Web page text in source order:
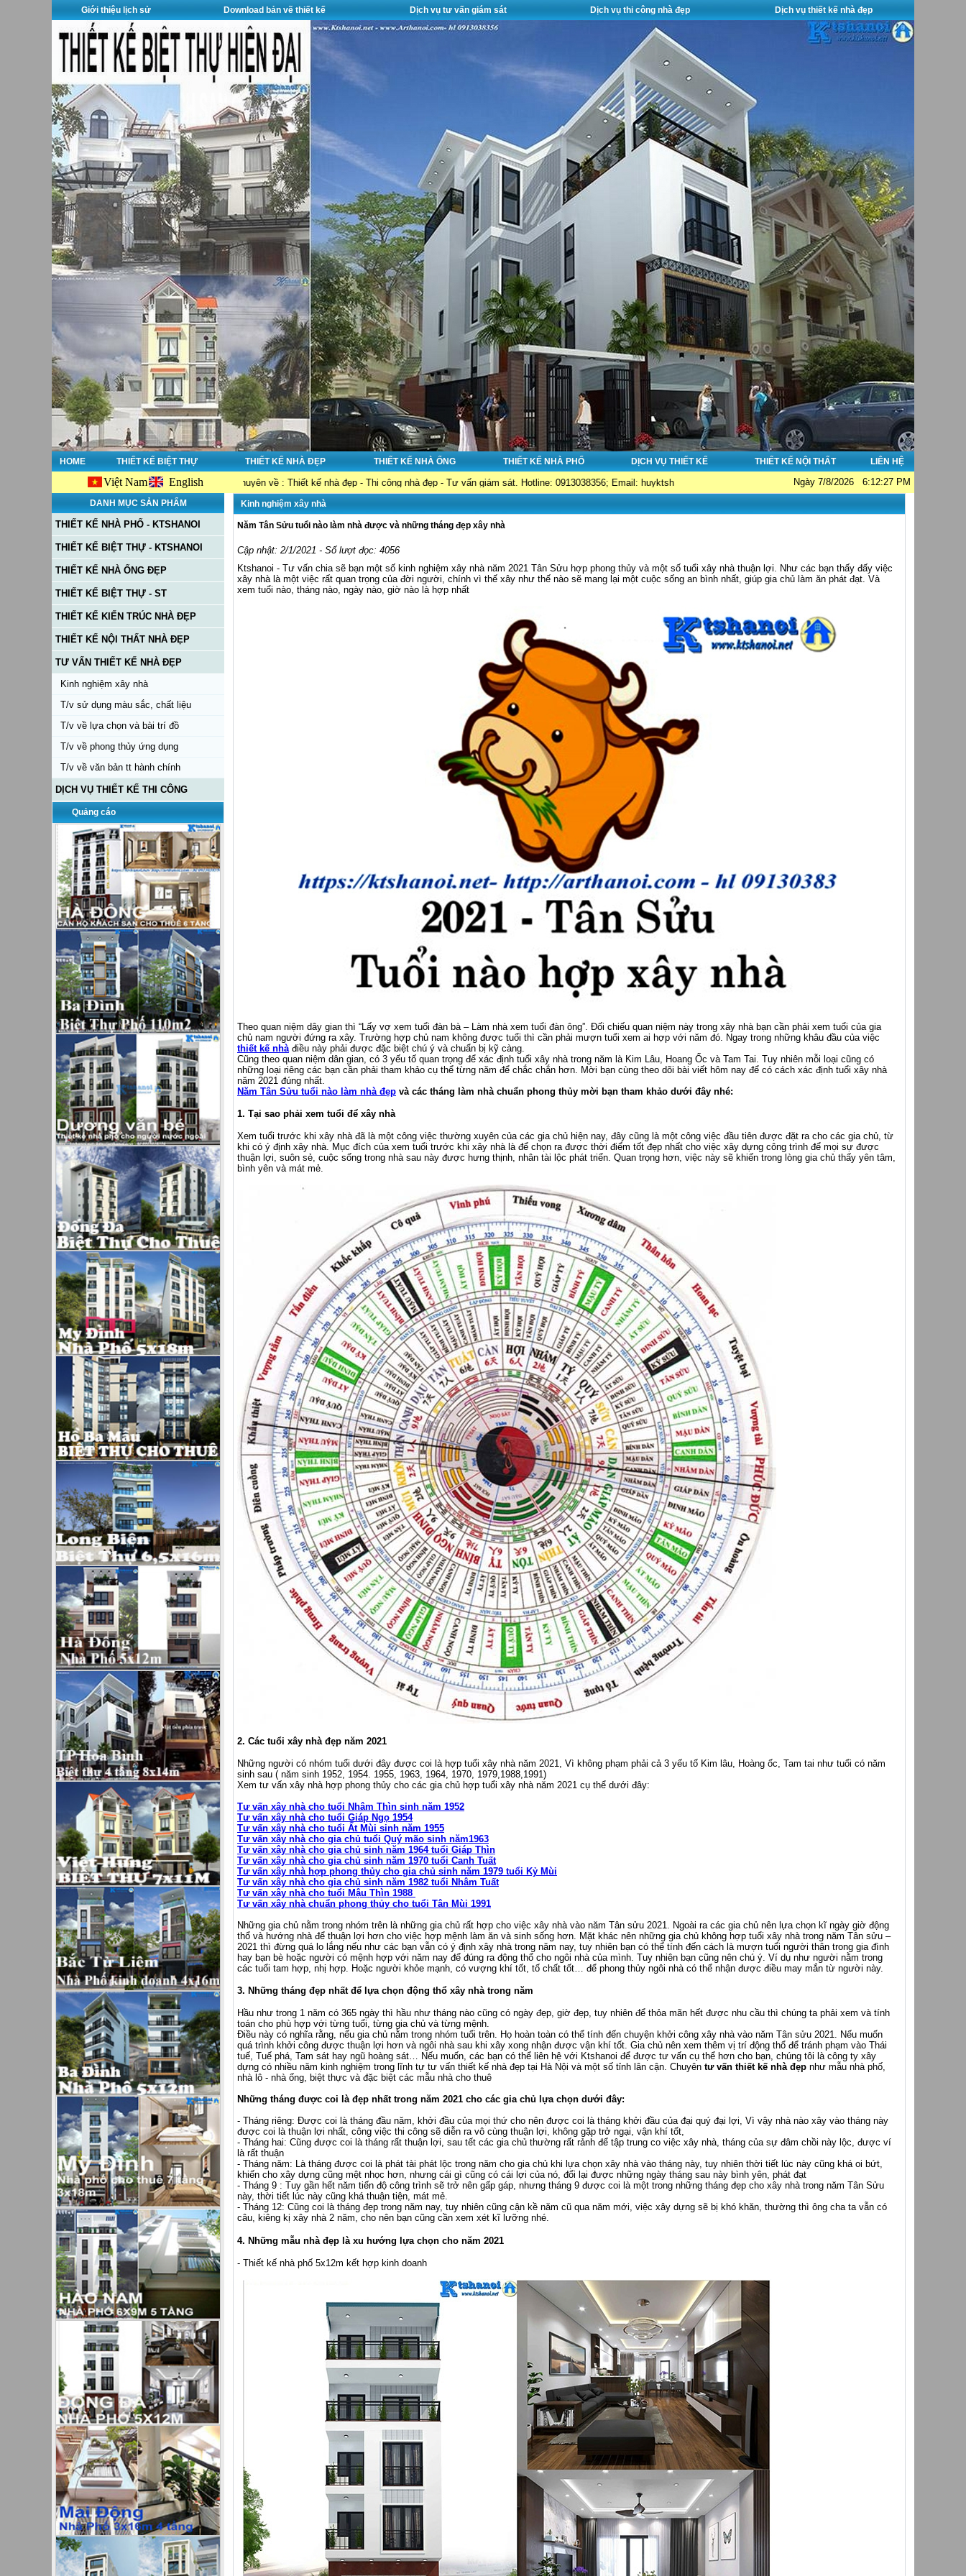
Giới thiệu lịch sử Download bản vẽ thiết kế Dịch vụ tư vấn giám sát Dịch vụ thi công nhà đẹp Dịch vụ thiết kế nhà đẹp
HOME THIẾT KẾ BIỆT THỰ THIẾT KẾ NHÀ ĐẸP THIẾT KẾ NHÀ ỐNG THIẾT KẾ NHÀ PHỐ DỊCH VỤ THIẾT KẾ THIẾT KẾ NỘI THẤT LIÊN HỆ
Việt Nam English
bạn đến với website Ktshanoi.net, công ty chuyên về : Thiết kế nhà đẹp - Thi công nhà đẹp - Tư vấn giám sát. Hotline: 0913038356; Email: huyktshanoi@gmail.com - www.ktshanoi.net - arthanoi.com - ktshanoi.net
Ngày 7/8/2026 6:12:27 PM
DANH MỤC SẢN PHẨM
THIẾT KẾ NHÀ PHỐ - KTSHANOI
THIẾT KẾ BIỆT THỰ - KTSHANOI
THIẾT KẾ NHÀ ỐNG ĐẸP
THIẾT KẾ BIỆT THỰ - ST
THIẾT KẾ KIẾN TRÚC NHÀ ĐẸP
THIẾT KẾ NỘI THẤT NHÀ ĐẸP
TƯ VẤN THIẾT KẾ NHÀ ĐẸP
Kinh nghiệm xây nhà
T/v sử dụng màu sắc, chất liệu
T/v về lựa chọn và bài trí đồ
T/v về phong thủy ứng dụng
T/v về văn bản tt hành chính
DỊCH VỤ THIẾT KẾ THI CÔNG
Quảng cáo
Kinh nghiệm xây nhà
Năm Tân Sửu tuổi nào làm nhà được và những tháng đẹp xây nhà
Cập nhật: 2/1/2021 - Số lượt đọc: 4056
Ktshanoi - Tư vấn chia sẽ bạn một số kinh nghiệm xây nhà năm 2021 Tân Sửu hợp phong thủy và một số tuổi xây nhà thuận lợi. Như các bạn thấy đấy việc
xây nhà là một việc rất quan trọng của đời người, chính vì thế xây như thế nào sẽ mang lại một cuộc sống an bình nhất, giúp gia chủ làm ăn phát đạt. Và
xem tuổi nào, tháng nào, ngày nào, giờ nào là hợp nhất
Theo quan niệm dây gian thì “Lấy vợ xem tuổi đàn bà – Làm nhà xem tuổi đàn ông”. Đối chiếu quan niệm này trong xây nhà bạn cần phải xem tuổi của gia
chủ nam người đứng ra xây. Trường hợp chủ nam không được tuổi thì cần phải mượn tuổi xem ai hợp với năm đó. Ngay trong những khâu đầu của việc
thiết kế nhàđiều này phải được đặc biệt chú ý và chuẩn bị kỹ càng.
Cũng theo quan niệm dân gian, có 3 yếu tố quan trọng để xác định tuổi xây nhà trong năm là Kim Lâu, Hoang Ốc và Tam Tai. Tuy nhiên mỗi loại cũng có
những loại riêng các bạn cần phải tham khảo cụ thể từng năm để chắc chắn hơn. Mời bạn cùng theo dõi bài viết hôm nay để có cách xác định tuổi xây nhà
năm 2021 đúng nhất.
Năm Tân Sửu tuổi nào làm nhà đẹp và các tháng làm nhà chuẩn phong thủy mời bạn tham khảo dưới đây nhé:
1. Tại sao phải xem tuổi để xây nhà
Xem tuổi trước khi xây nhà đã là một công việc thường xuyên của các gia chủ hiện nay, đây cũng là một công việc đầu tiên được đặt ra cho các gia chủ, từ
khi có ý định xây nhà. Mục đích của xem tuổi trước khi xây nhà là để chọn ra được thời điểm tốt đẹp nhất cho việc xây dựng công trình để mọi sự được
thuận lợi, suôn sẻ, cuộc sống trong nhà sau này được hưng thịnh, nhân tài lộc phát triển. Quan trọng hơn, việc này sẽ khiến trong lòng gia chủ thấy yên tâm,
bình yên và mát mẻ.
2. Các tuổi xây nhà đẹp năm 2021
Những người có nhóm tuổi dưới đây được coi là hợp tuổi xây nhà năm 2021, Vì không phạm phải cả 3 yếu tố Kim lâu, Hoàng ốc, Tam tai như tuổi có năm
sinh sau ( năm sinh 1952, 1954. 1955, 1963, 1964, 1970, 1979,1988,1991)
Xem tư vấn xây nhà hợp phong thủy cho các gia chủ hợp tuổi xây nhà năm 2021 cụ thể dưới đây:
Tư vấn xây nhà cho tuổi Nhâm Thìn sinh năm 1952
Tư vấn xây nhà cho tuổi Giáp Ngọ 1954
Tư vấn xây nhà cho tuổi Ất Mùi sinh năm 1955
Tư vấn xây nhà cho gia chủ tuổi Quý mão sinh năm1963
Tư vấn xây nhà cho gia chủ sinh năm 1964 tuổi Giáp Thìn
Tư vấn xây nhà cho gia chủ sinh năm 1970 tuổi Canh Tuất
Tư vấn xây nhà hợp phong thủy cho gia chủ sinh năm 1979 tuổi Kỷ Mùi
Tư vấn xây nhà cho gia chủ sinh năm 1982 tuổi Nhâm Tuất
Tư vấn xây nhà cho tuổi Mậu Thìn 1988
Tư vấn xây nhà chuẩn phong thủy cho tuổi Tân Mùi 1991
Những gia chủ nằm trong nhóm trên là những gia chủ rất hợp cho việc xây nhà vào năm Tân sửu 2021. Ngoài ra các gia chủ nên lựa chọn kĩ ngày giờ động
thổ và hướng nhà để thuận lợi hơn cho việc hợp mệnh làm ăn và sinh sống hơn. Mặt khác nên những gia chủ không hợp tuổi xây nhà trong năm Tân sửu –
2021 thì đừng quá lo lắng nếu như các bạn vẫn có ý định xây nhà trong năm nay, tuy nhiên bạn có thể tính đến cách là mượn tuổi người thân trong gia đình
hay bạn bè hoặc người có mệnh hợp với năm nay để đúng ra động thổ cho ngôi nhà của mình. Tuy nhiên bạn cũng nên chú ý. Ví dụ như người nằm trong
các tuổi tam hợp, nhị hợp. Hoặc người khỏe mạnh, có vượng khí tốt, tố chất tốt… để phong thủy ngôi nhà có thể nhận được điều may mắn từ người này.
3. Những tháng đẹp nhất để lựa chọn động thổ xây nhà trong năm
Hầu như trong 1 năm có 365 ngày thì hầu như tháng nào cũng có ngày đẹp, giờ đẹp, tuy nhiên để thỏa mãn hết được nhu cầu thì chúng ta phải xem và tính
toán cho phù hợp với từng tuổi, từng gia chủ và từng mệnh.
Điều này có nghĩa rằng, nếu gia chủ nằm trong nhóm tuổi trên. Họ hoàn toàn có thể tính đến chuyện khởi công xây nhà vào năm Tân sửu 2021. Nếu muốn
quá trình khởi công được thuận lợi hơn và ngôi nhà sau khi xây xong nhận được vận khí tốt. Gia chủ nên xem thêm vị trí động thổ để tránh phạm vào Thái
tuế, Tuế phá, Tam sát hay ngũ hoàng sát… Nếu muốn, các bạn có thể liên hệ với Ktshanoi để được tư vấn cụ thể hơn cho bạn, chúng tôi là công ty xây
dựng có nhiều năm kinh nghiệm trong lĩnh tự tư vấn thiết kế nhà đẹp tại Hà Nội và một số tỉnh lân cận. Chuyên tư vấn thiết kế nhà đẹp như mẫu nhà phố,
nhà lô - nhà ống, biệt thực và đặc biệt các mẫu nhà cho thuê
Những tháng được coi là đẹp nhất trong năm 2021 cho các gia chủ lựa chọn dưới đây:
- Tháng riêng: Được coi là tháng đầu năm, khởi đầu của mọi thứ cho nên được coi là tháng khởi đầu của đại quý đại lợi, Vì vậy nhà nào xây vào tháng này
được coi là thuận lợi nhất, công việc thi công sẽ diễn ra vô cùng thuận lợi, không gặp trở ngại, vận khí tốt,
- Tháng hai: Cũng được coi là tháng rất thuận lợi, sau tết các gia chủ thường rất rảnh để tập trung co việc xây nhà, tháng của sự đâm chồi này lộc, được ví
là rất thuận
- Tháng năm: Là tháng được coi là phát tài phát lộc trong năm cho gia chủ khi lựa chọn xây nhà vào tháng này, tuy nhiên thời tiết lúc này cũng khá oi bứt,
khiến cho xây dựng cũng mệt nhọc hơn, nhưng cái gì cũng có cái lợi của nó, đổi lại được những ngày tháng sau này bình yên, phát đạt
- Tháng 9 : Tuy gần hết năm tiến độ công trình sẽ trở nên gấp gáp, nhưng tháng 9 được coi là một trong những tháng đẹp cho xây nhà trong năm Tân Sửu
này, thời tiết lúc này cũng khá thuận tiện, mát mẻ.
- Tháng 12: Cũng coi là tháng đẹp trong năm nay, tuy nhiên cũng cận kề năm cũ qua năm mới, việc xây dựng sẽ bị khó khăn, thường thì ông cha ta vẫn có
câu, kiêng kị xây nhà 2 năm, cho nên bạn cũng cần xem xét kĩ lưỡng nhé.
4. Những mẫu nhà đẹp là xu hướng lựa chọn cho năm 2021
- Thiết kế nhà phố 5x12m kết hợp kinh doanh